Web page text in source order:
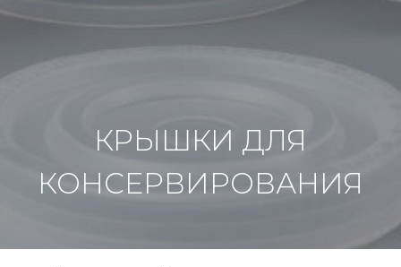
КРЫШКИ ДЛЯ
КОНСЕРВИРОВАНИЯ